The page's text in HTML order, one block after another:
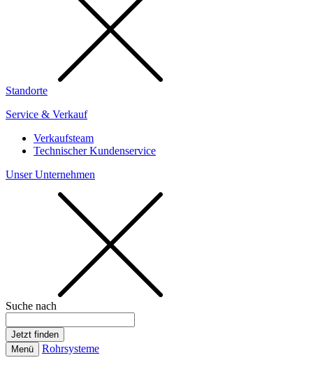
Standorte
Service & Verkauf
Verkaufsteam
Technischer Kundenservice
Unser Unternehmen
Suche nach
Menü Rohrsysteme